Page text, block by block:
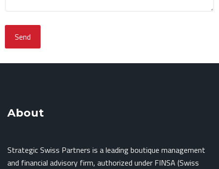
About
Strategic Swiss Partners is a leading boutique management
and financial advisory firm, authorized under FINSA (Swiss